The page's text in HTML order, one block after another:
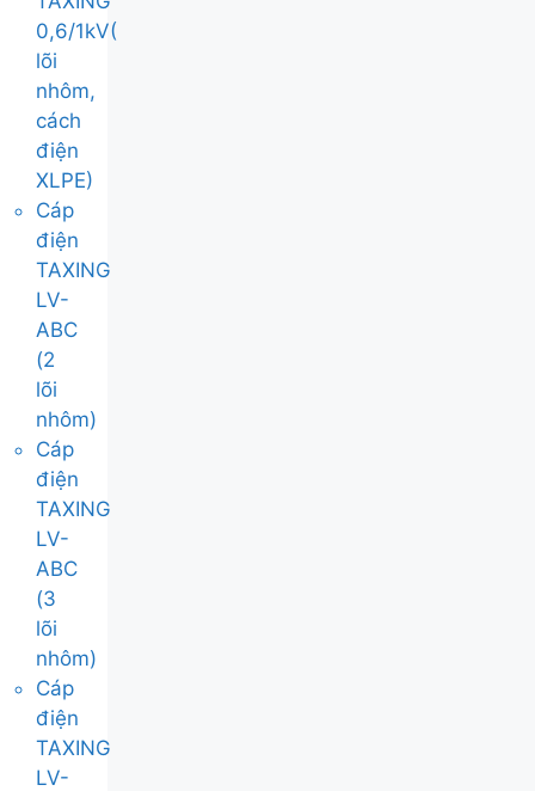
0,6/1kV(
lõi
nhôm,
cách
điện
XLPE)
Cáp
điện
TAXING
LV-
ABC
(2
lõi
nhôm)
Cáp
điện
TAXING
LV-
ABC
(3
lõi
nhôm)
Cáp
điện
TAXING
LV-